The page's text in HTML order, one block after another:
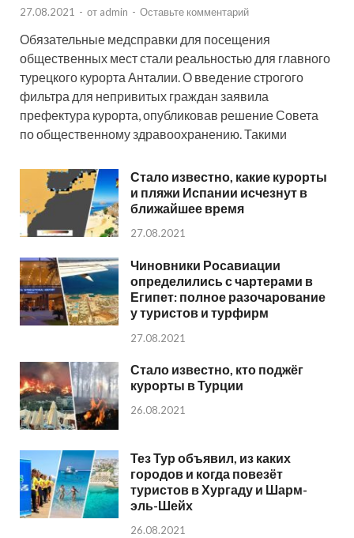
27.08.2021 - от admin - Оставьте комментарий
Обязательные медсправки для посещения
общественных мест стали реальностью для главного
турецкого курорта Анталии. О введение строгого
фильтра для непривитых граждан заявила
префектура курорта, опубликовав решение Совета
по общественному здравоохранению. Такими
Стало известно, какие курорты
и пляжи Испании исчезнут в
ближайшее время
27.08.2021
Чиновники Росавиации
определились с чартерами в
Египет: полное разочарование
у туристов и турфирм
27.08.2021
Стало известно, кто поджёг
курорты в Турции
26.08.2021
Тез Тур объявил, из каких
городов и когда повезёт
туристов в Хургаду и Шарм-
эль-Шейх
26.08.2021